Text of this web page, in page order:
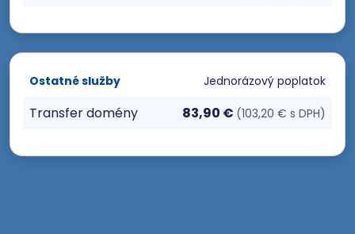
Ostatné služby Jednorázový poplatok
Transfer domény 83,90 € (103,20 € s DPH)